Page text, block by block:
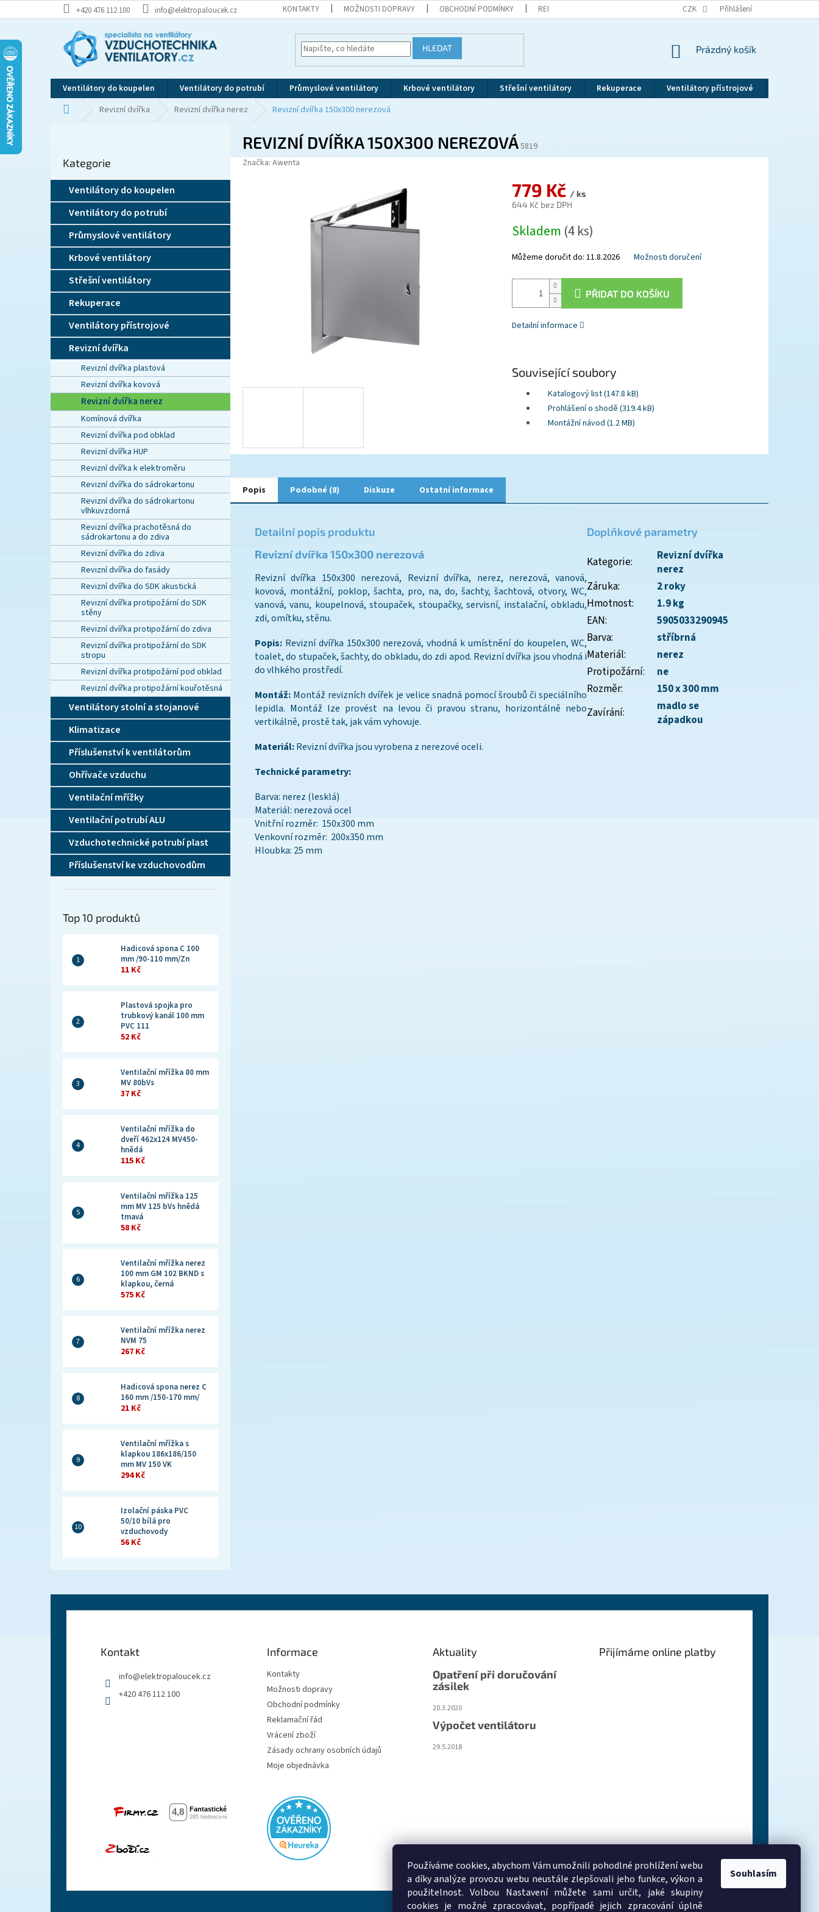
Používáme cookies, abychom Vám umožnili pohodlné prohlížení webu
a díky analýze provozu webu neustále zlepšovali jeho funkce, výkon a
použitelnost. Volbou Nastavení můžete sami určit, jaké skupiny
cookies je možné zpracovávat, popřípadě jejich zpracování úplně
Souhlasím
na
+420 476 112 100 info@elektropaloucek.cz KONTAKTY MOŽNOSTI DOPRAVY OBCHODNÍ PODMÍNKY REKLAMAČNÍ ŘÁD ZÁSADY OCHRANY OSOBNÍCH
CZK Přihlášení
HLEDAT
NÁKUPNÍ
Prázdný košík
Ventilátory do koupelen Ventilátory do potrubí Průmyslové ventilátory Krbové ventilátory Střešní ventilátory Rekuperace Ventilátory přístrojové
Domů Revizní dvířka Revizní dvířka nerez Revizní dvířka 150x300 nerezová
r
n
p
e
kategorie
Kategorie
Ventilátory do koupelen
Ventilátory do potrubí
Průmyslové ventilátory
Krbové ventilátory
Střešní ventilátory
Rekuperace
Ventilátory přístrojové
Revizní dvířka
Revizní dvířka plastová
Revizní dvířka kovová
Revizní dvířka nerez
Komínová dvířka
Revizní dvířka pod obklad
Revizní dvířka HUP
Revizní dvířka k elektroměru
Revizní dvířka do sádrokartonu
Revizní dvířka do sádrokartonu
vlhkuvzdorná
Revizní dvířka prachotěsná do
sádrokartonu a do zdiva
Revizní dvířka do zdiva
Revizní dvířka do fasády
Revizní dvířka do SDK akustická
Revizní dvířka protipožární do SDK
stěny
Revizní dvířka protipožární do zdiva
Revizní dvířka protipožární do SDK
stropu
Revizní dvířka protipožární pod obklad
Revizní dvířka protipožární kouřotěsná
Ventilátory stolní a stojanové
Klimatizace
Příslušenství k ventilátorům
Ohřívače vzduchu
Ventilační mřížky
Ventilační potrubí ALU
Vzduchotechnické potrubí plast
Příslušenství ke vzduchovodům
Top 10 produktů
Hadicová spona C 100
mm /90-110 mm/Zn
11 Kč
Plastová spojka pro
trubkový kanál 100 mm
PVC 111
52 Kč
Ventilační mřížka 80 mm
MV 80bVs
37 Kč
Ventilační mřížka do
dveří 462x124 MV450-
hnědá
115 Kč
Ventilační mřížka 125
mm MV 125 bVs hnědá
tmavá
58 Kč
Ventilační mřížka nerez
100 mm GM 102 BKND s
klapkou, černá
575 Kč
Ventilační mřížka nerez
NVM 75
267 Kč
Hadicová spona nerez C
160 mm /150-170 mm/
21 Kč
Ventilační mřížka s
klapkou 186x186/150
mm MV 150 VK
294 Kč
Izolační páska PVC
50/10 bílá pro
vzduchovody
56 Kč
REVIZNÍ DVÍŘKA 150X300 NEREZOVÁ5819
Značka: Awenta
779 Kč / ks
644 Kč bez DPH
cena:
Skladem (4 ks)
Můžeme doručit do: 11.8.2026 Možnosti doručení
PŘIDAT DO KOŠÍKU
Detailní informace
Související soubory
Katalogový list (147.8 kB)
Prohlášení o shodě (319.4 kB)
Montážní návod (1.2 MB)
Popis Podobné (8) Diskuze Ostatní informace
Detailní popis produktu
Revizní dvířka 150x300 nerezová
Revizní dvířka 150x300 nerezová, Revizní dvířka, nerez, nerezová, vanová,
kovová, montážní, poklop, šachta, pro, na, do, šachty, šachtová, otvory, WC,
vanová, vanu, koupelnová, stoupaček, stoupačky, servisní, instalační, obkladu,
zdi, omítku, stěnu.
Popis: Revizní dvířka 150x300 nerezová, vhodná k umístnění do koupelen, WC,
toalet, do stupaček, šachty, do obkladu, do zdi apod. Revizní dvířka jsou vhodná i
do vlhkého prostředí.
Montáž: Montáž revizních dvířek je velice snadná pomocí šroubů či speciálního
lepidla. Montáž lze provést na levou či pravou stranu, horizontálně nebo
vertikálně, prostě tak, jak vám vyhovuje.
Materiál:Revizní dvířka jsou vyrobena z nerezové oceli.
Technické parametry:
Barva: nerez (lesklá)
Materiál: nerezová ocel
Vnitřní rozměr: 150x300 mm
Venkovní rozměr: 200x350 mm
Hloubka: 25 mm
Doplňkové parametry
Kategorie:
Revizní dvířka
nerez
Záruka:
2 roky
Hmotnost:
1.9 kg
EAN:
5905033290945
Barva:
stříbrná
Materiál:
nerez
Protipožární:
ne
Rozměr:
150 x 300 mm
Zavírání:
madlo se
západkou
Kontakt
info@elektropaloucek.cz
+420 476 112 100
Informace
Kontakty
Možnosti dopravy
Obchodní podmínky
Reklamační řád
Vrácení zboží
Zásady ochrany osobních údajů
Moje objednávka
Aktuality
Opatření při doručování
zásilek
20.3.2020
Výpočet ventilátoru
29.5.2018
Přijímáme online platby